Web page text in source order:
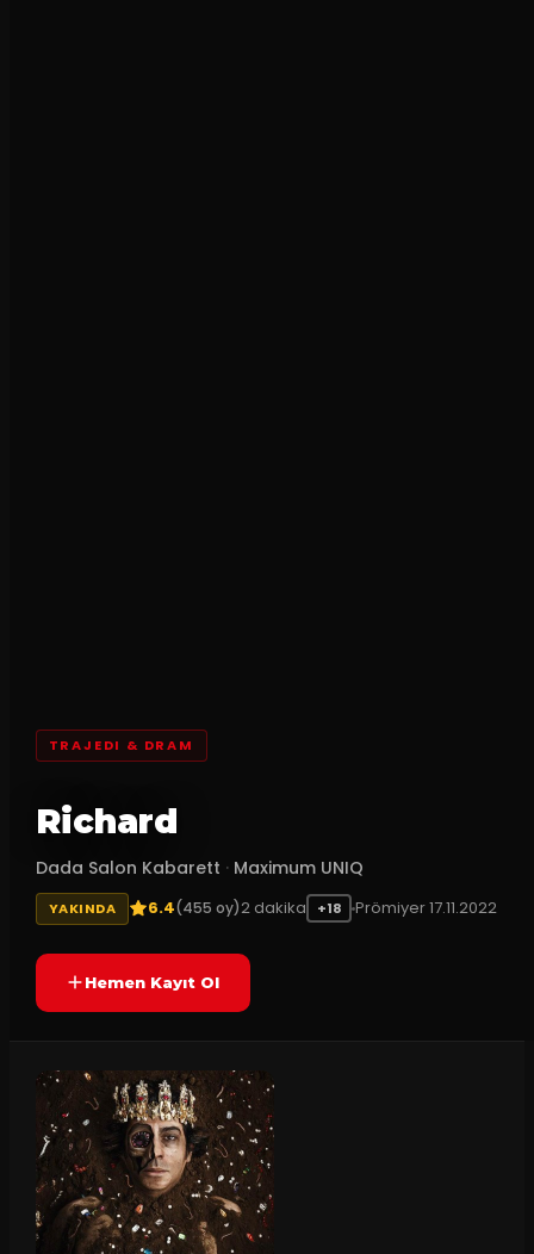
TRAJEDI & DRAM
Richard
Dada Salon Kabarett · Maximum UNIQ
YAKINDA 6.4(455 oy)2 dakika +18 Prömiyer17.11.2022
Hemen Kayıt Ol